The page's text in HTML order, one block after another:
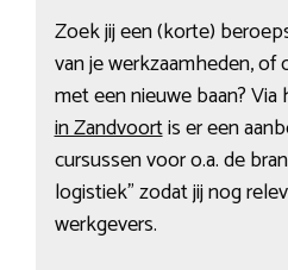
Zoek jij een (korte)
van je werkzaamheden,
met een nieuwe baan?
in Zandvoortis er een
cursussen voor o.a. de
logistiek” zodat jij nog
werkgevers.